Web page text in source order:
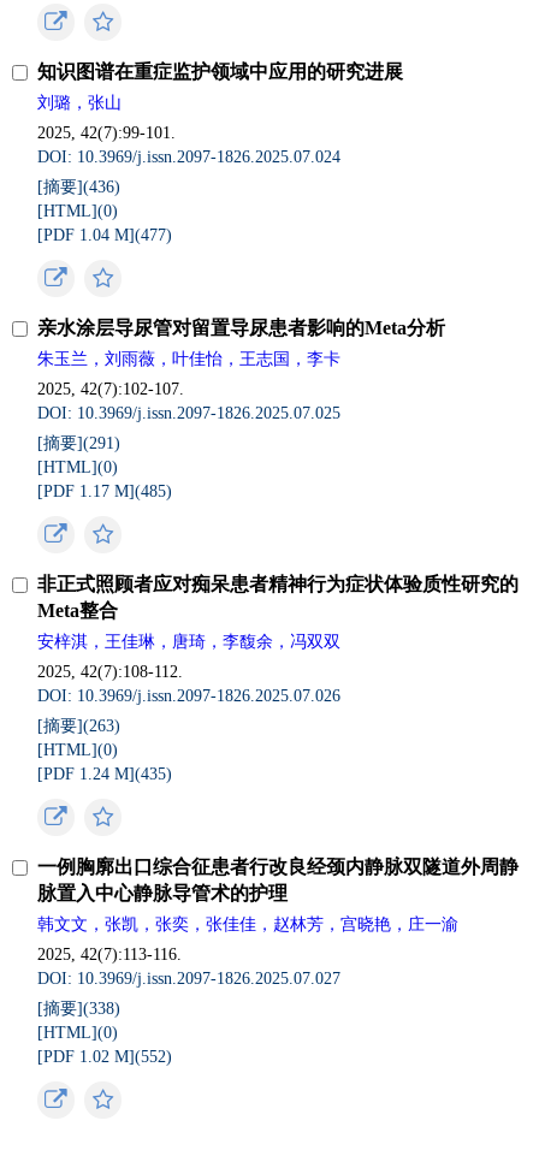
知识图谱在重症监护领域中应用的研究进展
刘璐，张山
2025, 42(7):99-101.
DOI: 10.3969/j.issn.2097-1826.2025.07.024
[摘要](436)
[HTML](0)
[PDF 1.04 M](477)
亲水涂层导尿管对留置导尿患者影响的Meta分析
朱玉兰，刘雨薇，叶佳怡，王志国，李卡
2025, 42(7):102-107.
DOI: 10.3969/j.issn.2097-1826.2025.07.025
[摘要](291)
[HTML](0)
[PDF 1.17 M](485)
非正式照顾者应对痴呆患者精神行为症状体验质性研究的
Meta整合
安梓淇，王佳琳，唐琦，李馥余，冯双双
2025, 42(7):108-112.
DOI: 10.3969/j.issn.2097-1826.2025.07.026
[摘要](263)
[HTML](0)
[PDF 1.24 M](435)
一例胸廓出口综合征患者行改良经颈内静脉双隧道外周静
脉置入中心静脉导管术的护理
韩文文，张凯，张奕，张佳佳，赵林芳，宫晓艳，庄一渝
2025, 42(7):113-116.
DOI: 10.3969/j.issn.2097-1826.2025.07.027
[摘要](338)
[HTML](0)
[PDF 1.02 M](552)